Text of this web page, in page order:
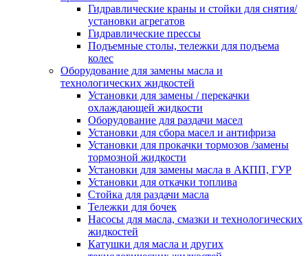
Гидравлические краны и стойки для снятия/
установки агрегатов
Гидравлические прессы
Подъемные столы, тележки для подъема
колес
Оборудование для замены масла и
технологических жидкостей
Установки для замены / перекачки
охлаждающей жидкости
Оборудование для раздачи масел
Установки для сбора масел и антифриза
Установки для прокачки тормозов /замены
тормозной жидкости
Установки для замены масла в АКПП, ГУР
Установки для откачки топлива
Стойка для раздачи масла
Тележки для бочек
Насосы для масла, смазки и технологических
жидкостей
Катушки для масла и других